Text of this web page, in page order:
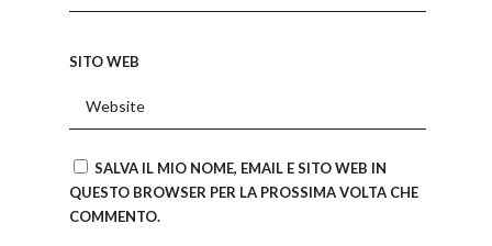
SITO WEB
SALVA IL MIO NOME, EMAIL E SITO WEB IN
QUESTO BROWSER PER LA PROSSIMA VOLTA CHE
COMMENTO.